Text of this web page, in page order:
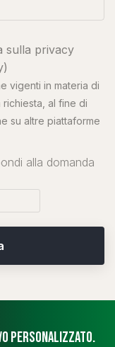
sulla privacy
)
vigenti in materia di
al fine di
su altre piattaforme
alla domanda
personalizzato.